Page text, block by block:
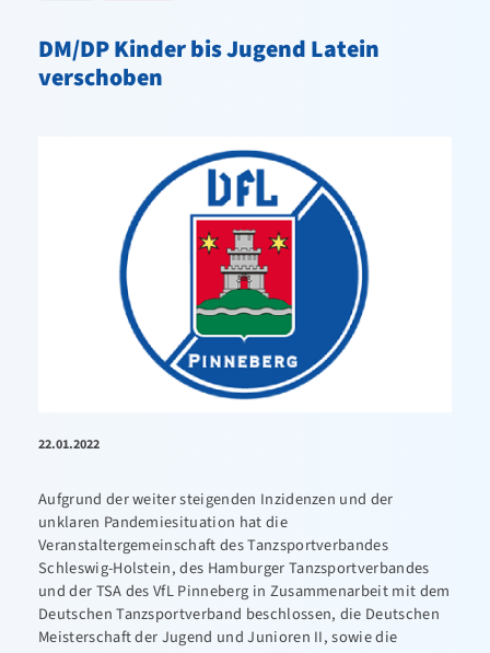
DM/DP Kinder bis Jugend Latein
verschoben
22.01.2022
Aufgrund der weiter steigenden Inzidenzen und der
unklaren Pandemiesituation hat die
Veranstaltergemeinschaft des Tanzsportverbandes
Schleswig-Holstein, des Hamburger Tanzsportverbandes
und der TSA des VfL Pinneberg in Zusammenarbeit mit dem
Deutschen Tanzsportverband beschlossen, die Deutschen
Meisterschaft der Jugend und Junioren II, sowie die